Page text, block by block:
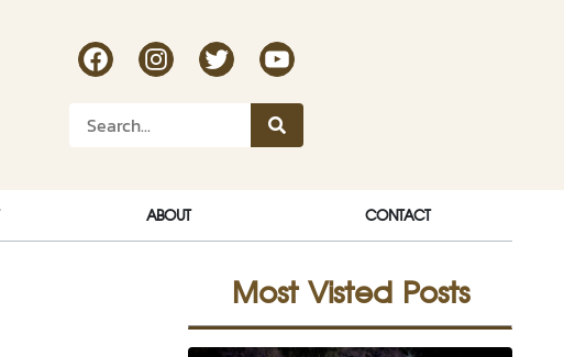
RakDok Channel Facebook
RakDok Channel Instagram
RakDok TwitterRakdok Channel Youtube
ABOUT CONTACT
Most Visted Posts